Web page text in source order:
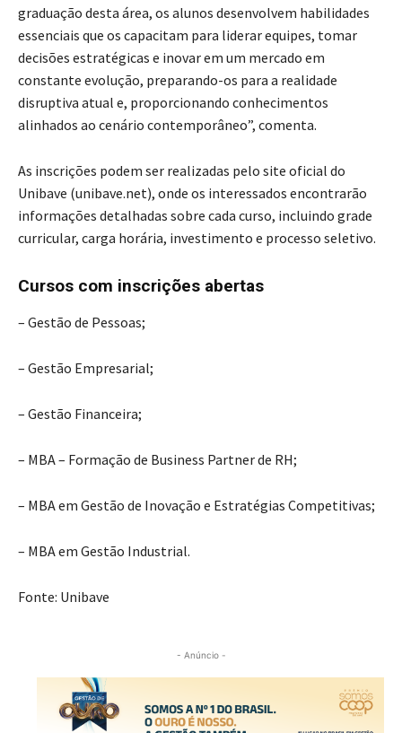
graduação desta área, os alunos desenvolvem habilidades
essenciais que os capacitam para liderar equipes, tomar
decisões estratégicas e inovar em um mercado em
constante evolução, preparando-os para a realidade
disruptiva atual e, proporcionando conhecimentos
alinhados ao cenário contemporâneo”, comenta.
As inscrições podem ser realizadas pelo site oficial do
Unibave (unibave.net), onde os interessados encontrarão
informações detalhadas sobre cada curso, incluindo grade
curricular, carga horária, investimento e processo seletivo.
Cursos com inscrições abertas
– Gestão de Pessoas;
– Gestão Empresarial;
– Gestão Financeira;
– MBA – Formação de Business Partner de RH;
– MBA em Gestão de Inovação e Estratégias Competitivas;
– MBA em Gestão Industrial.
Fonte: Unibave
- Anúncio -